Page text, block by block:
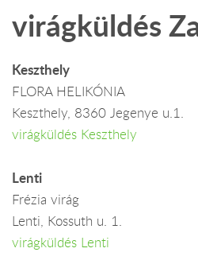
virágküldés
Keszthely
FLORA HELIKÓNIA
Keszthely, 8360 Jegenye u.1.
virágküldés Keszthely
Lenti
Frézia virág
Lenti, Kossuth u. 1.
virágküldés Lenti